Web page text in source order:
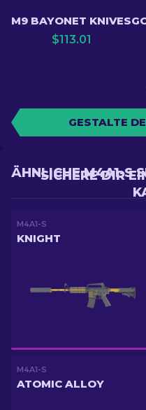
M9 BAYONET KNIVES
$113.01
GESTALTE
SICHERE DIR
ÄHNLICHE M4A1-S
M4A1-S
KNIGHT
M4A1-S
ATOMIC ALLOY